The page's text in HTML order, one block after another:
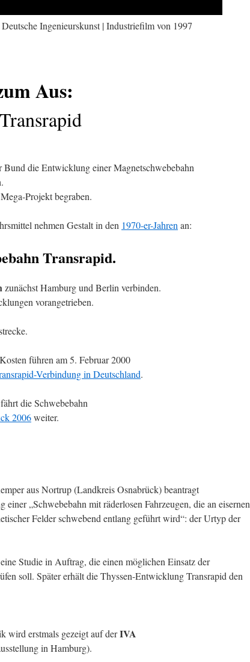
Ingenieurskunst | Industriefilm von 1997
Aus:
Bund die Entwicklung einer Magnetschwebebahn
Projekt begraben.
nehmen Gestalt in den 1970-er-Jahren an:
Transrapid.
zunächst Hamburg und Berlin verbinden.
vorangetrieben.
führen am 5. Februar 2000
Verbindung in Deutschland.
die Schwebebahn
2006weiter.
aus Nortrup (Landkreis Osnabrück) beantragt
einer „Schwebebahn mit räderlosen Fahrzeugen, die an eisernen
Felder schwebend entlang geführt wird“: der Urtyp der
Studie in Auftrag, die einen möglichen Einsatz der
soll. Später erhält die Thyssen-Entwicklung Transrapid den
wird erstmals gezeigt auf derIVA
in Hamburg).